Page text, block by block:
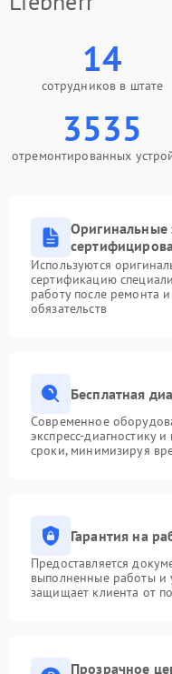
14
сотрудников в штате
3535
отремонтированных
Оригинальные
Используются
сертификацию
работу после ремонта
обязательств
Бесплатная
Современное
экспресс-диагностику
сроки, минимизируя
Гарантия на
Предоставляется
выполненные работы и
защищает клиента от
Прозрачное